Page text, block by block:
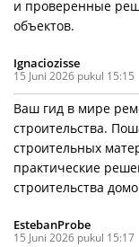
и проверенные
объектов.
Ignaciozisse
15 Juni 2026 pukul 15:15
Ваш гид в мире
строительства.
строительных
практические
строительства
EstebanProbe
15 Juni 2026 pukul 15:17